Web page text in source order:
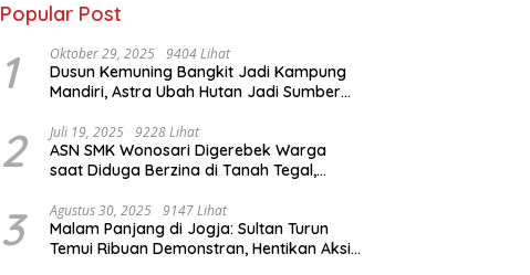
Popular Post
1 Oktober 29, 2025 9404 Lihat
Dusun Kemuning Bangkit Jadi Kampung
Mandiri, Astra Ubah Hutan Jadi Sumber
2 Juli 19, 2025 9228 Lihat
ASN SMK Wonosari Digerebek Warga
saat Diduga Berzina di Tanah Tegal,
3 Agustus 30, 2025 9147 Lihat
Malam Panjang di Jogja: Sultan Turun
Temui Ribuan Demonstran, Hentikan Aksi